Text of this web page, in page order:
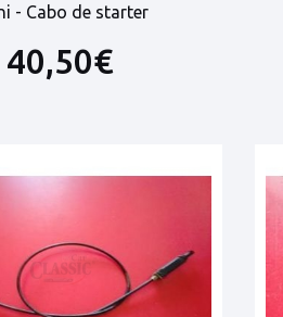
- Cabo de starter
40,50€